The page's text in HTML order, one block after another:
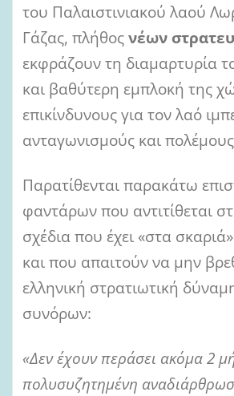
του Παλαιστινιακού λαού
Γάζας, πλήθοςνέων
εκφράζουν τη διαμαρτυρία
και βαθύτερη εμπλοκή της
επικίνδυνους για τον λαό
ανταγωνισμούς και
Παρατίθενται παρακάτω
φαντάρων που αντιτίθεται
σχέδια που έχει «στα
και που απαιτούν να μην
ελληνική στρατιωτική
συνόρων:
«Δεν έχουν περάσει ακόμα 2
πολυσυζητημένη